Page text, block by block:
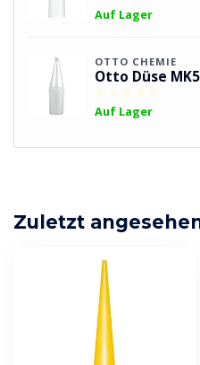
Auf Lager
OTTO CHEMIE
Otto Düse MK5
Auf Lager
Zuletzt